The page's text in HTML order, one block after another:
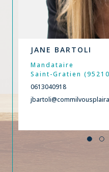
JANE BARTOLI
Mandataire
0613040918